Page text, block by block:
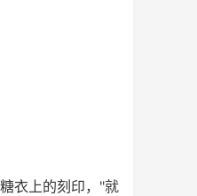
衣上的刻印，"就